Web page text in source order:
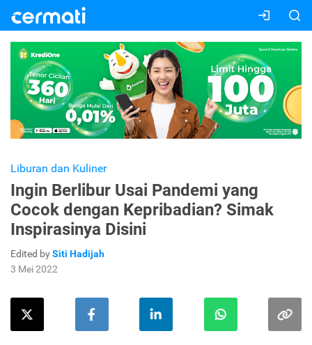
Liburan dan Kuliner
Ingin Berlibur Usai Pandemi yang
Cocok dengan Kepribadian? Simak
Inspirasinya Disini
Edited bySiti Hadijah
3 Mei 2022